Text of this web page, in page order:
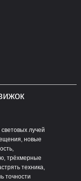
лучей
новые
трёхмерные
техника,
точности